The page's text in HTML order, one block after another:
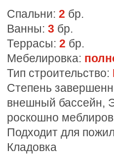
Спальни: 2 бр.
Ванны: 3 бр.
Террасы: 2 бр.
Мебелировка:
Тип строительство:
Степень
внешный бассейн,
роскошно
Подходит для
Кладовка